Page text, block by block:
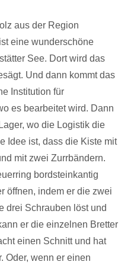
aus der Region
eine wunderschöne
See. Dort wird das
Und dann kommt das
Institution für
es bearbeitet wird. Dann
wo die Logistik die
Idee ist, dass die Kiste mit
mit zwei Zurrbändern.
bordsteinkantig
öffnen, indem er die zwei
drei Schrauben löst und
er die einzelnen Bretter
einen Schnitt und hat
Oder, wenn er einen